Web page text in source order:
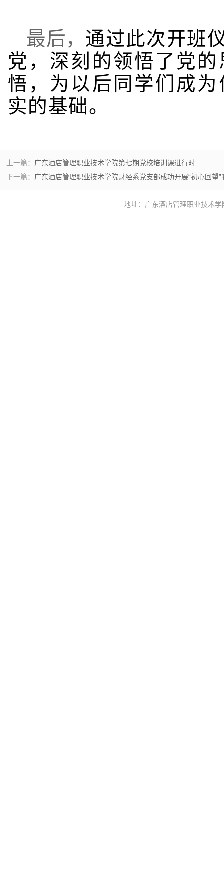
最后， 通过此次开班
党，深刻的领悟了党
悟，为以后同学们成
实的基础。
上一篇： 广东酒店管理职业技术学院第七期党校培训课进行时
下一篇： 广东酒店管理职业技术学院财经系党支部成功开展“初心回望
地址：广东酒店管理职业技术